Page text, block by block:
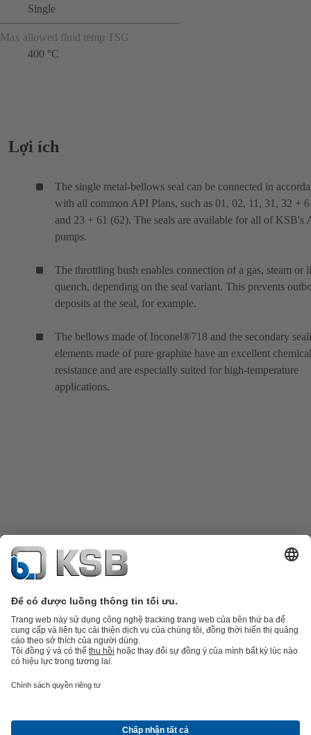
Single
Max allowed fluid temp TSG
400 °C
Lợi ích
The single metal-bellows seal can be connected in
with all common API Plans, such as 01, 02, 11, 31, 32 +
and 23 + 61 (62). The seals are available for all of KSB's
pumps.
The throttling bush enables connection of a gas, steam or
quench, depending on the seal variant. This prevents
deposits at the seal, for example.
The bellows made of Inconel®718 and the secondary
elements made of pure graphite have an excellent chemical
resistance and are especially suited for high-temperature
applications.
Danh mục sản phẩmPhụ tùng thay thế
Công nghệ xây dựngCông nghệ năng lượng